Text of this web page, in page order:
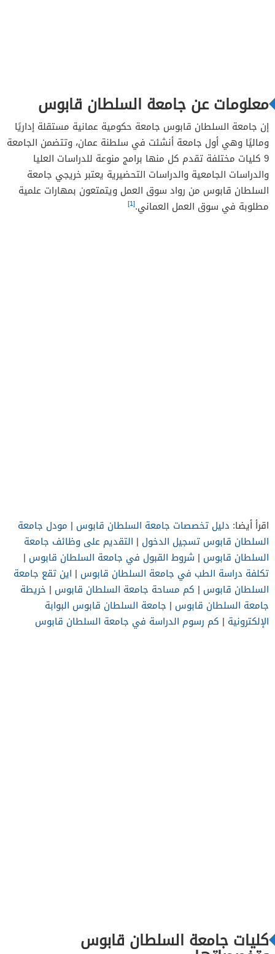
معلومات عن جامعة السلطان قابوس
إن جامعة السلطان قابوس جامعة حكومية عمانية مستقلة إداريًا
وماليًا وهي أول جامعة أنشئت في سلطنة عمان، وتتضمن الجامعة
9 كليات مختلفة تقدم كل منها برامج منوعة للدراسات العليا
والدراسات الجامعية والدراسات التحضيرية يعتبر خريجي جامعة
السلطان قابوس من رواد سوق العمل ويتمتعون بمهارات علمية
مطلوبة في سوق العمل العماني.[1]
اقرأ أيضا: دليل تخصصات جامعة السلطان قابوس | مودل جامعة
السلطان قابوس تسجيل الدخول | التقديم على وظائف جامعة
السلطان قابوس | شروط القبول في جامعة السلطان قابوس |
تكلفة دراسة الطب في جامعة السلطان قابوس | اين تقع جامعة
السلطان قابوس | كم مساحة جامعة السلطان قابوس | خريطة
جامعة السلطان قابوس | جامعة السلطان قابوس البوابة
الإلكترونية | كم رسوم الدراسة في جامعة السلطان قابوس
كليات جامعة السلطان قابوس